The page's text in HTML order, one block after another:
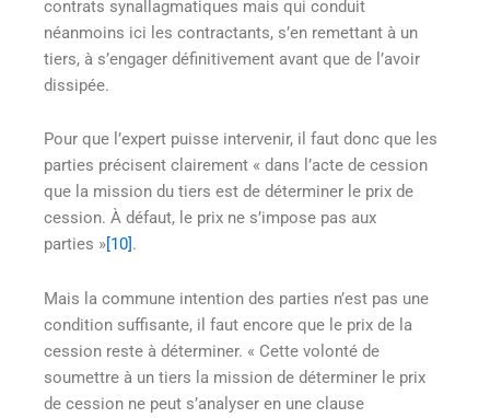
contrats synallagmatiques mais qui conduit
néanmoins ici les contractants, s’en remettant à un
tiers, à s’engager définitivement avant que de l’avoir
dissipée.
Pour que l’expert puisse intervenir, il faut donc que les
parties précisent clairement « dans l’acte de cession
que la mission du tiers est de déterminer le prix de
cession. À défaut, le prix ne s’impose pas aux
parties » [10] .
Mais la commune intention des parties n’est pas une
condition suffisante, il faut encore que le prix de la
cession reste à déterminer. « Cette volonté de
soumettre à un tiers la mission de déterminer le prix
de cession ne peut s’analyser en une clause